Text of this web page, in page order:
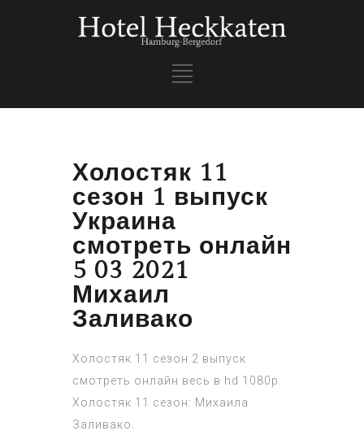
Холостяк 11
сезон 1 выпуск
Украина
смотреть онлайн
5 03 2021
Михаил
Заливако
Холостяк 11 сезон 2 выпуск
смотреть онлайн весь в hd 1080p.
Холостяк 11 сезон: Михаила
Заливако.